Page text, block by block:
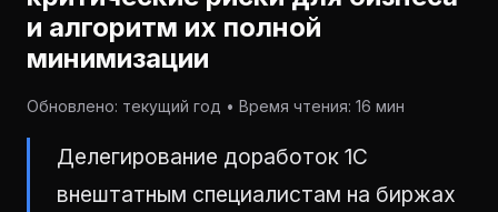
и алгоритм их полной
минимизации
Обновлено: текущий год • Время чтения: 16 мин
Делегирование доработок 1С
внештатным специалистам на биржах